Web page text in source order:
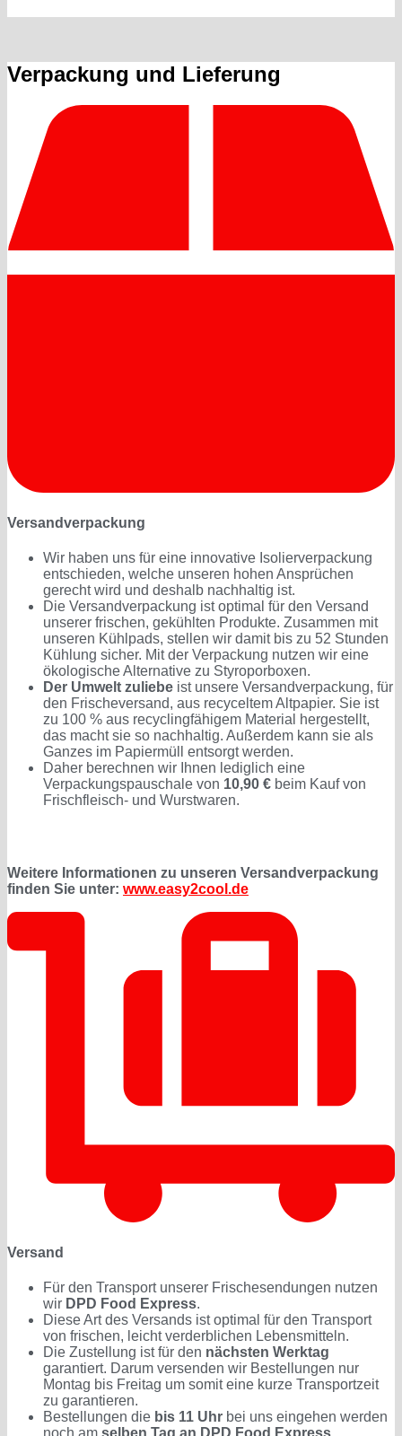
Verpackung und Lieferung
Versandverpackung
Wir haben uns für eine innovative Isolierverpackung
entschieden, welche unseren hohen Ansprüchen
gerecht wird und deshalb nachhaltig ist.
Die Versandverpackung ist optimal für den Versand
unserer frischen, gekühlten Produkte. Zusammen mit
unseren Kühlpads, stellen wir damit bis zu 52 Stunden
Kühlung sicher. Mit der Verpackung nutzen wir eine
ökologische Alternative zu Styroporboxen.
Der Umwelt zuliebe ist unsere Versandverpackung, für
den Frischeversand, aus recyceltem Altpapier. Sie ist
zu 100 % aus recyclingfähigem Material hergestellt,
das macht sie so nachhaltig. Außerdem kann sie als
Ganzes im Papiermüll entsorgt werden.
Daher berechnen wir Ihnen lediglich eine
Verpackungspauschale von 10,90 € beim Kauf von
Frischfleisch- und Wurstwaren.
Weitere Informationen zu unseren Versandverpackung
finden Sie unter: www.easy2cool.de
Versand
Für den Transport unserer Frischesendungen nutzen
wir DPD Food Express.
Diese Art des Versands ist optimal für den Transport
von frischen, leicht verderblichen Lebensmitteln.
Die Zustellung ist für den nächsten Werktag
garantiert. Darum versenden wir Bestellungen nur
Montag bis Freitag um somit eine kurze Transportzeit
zu garantieren.
Bestellungen die bis 11 Uhr bei uns eingehen werden